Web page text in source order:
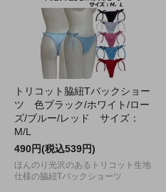
トリコット脇紐Tバックショー
ツ 色ブラック/ホワイト/ロー
ズ/ブルー/レッド サイズ：
M/L
490円(税込539円)
ほんのり光沢のあるトリコット生地
仕様の脇紐Tバックショーツ